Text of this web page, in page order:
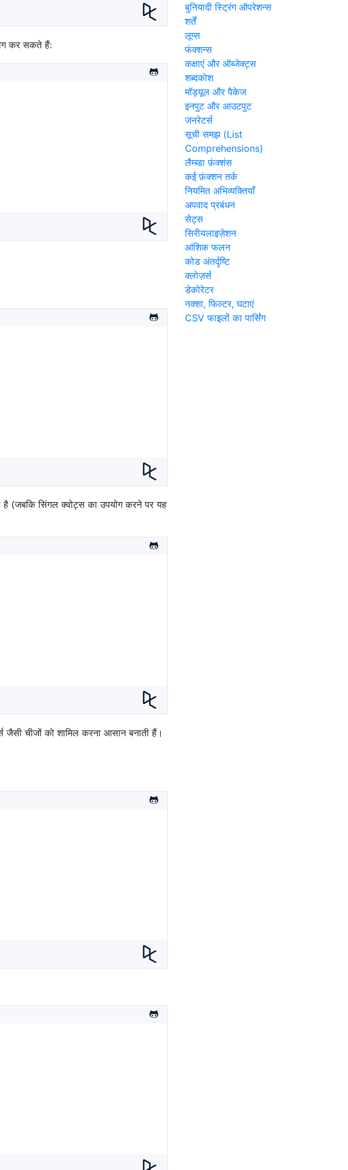
कर सकते हैं:
है (जबकि सिंगल क्वोट्स का उपयोग करने पर यह
जैसी चीजों को शामिल करना आसान बनाती हैं।
बुनियादी स्ट्रिंग ऑपरेशन्स
शर्तें
लूप्स
फंक्शन्स
कक्षाएं और ऑब्जेक्ट्स
शब्दकोश
मॉड्यूल और पैकेज
इनपुट और आउटपुट
जनरेटर्स
सूची समझ (List
Comprehensions)
लैम्ब्डा फ़ंक्शंस
कई फ़ंक्शन तर्क
नियमित अभिव्यक्तियाँ
अपवाद प्रबंधन
सेट्स
सिरीयलाइज़ेशन
आंशिक फलन
कोड अंतर्दृष्टि
क्लोज़र्स
डेकोरेटर
नक्शा, फिल्टर, घटाएं
CSV फाइलों का पार्सिंग